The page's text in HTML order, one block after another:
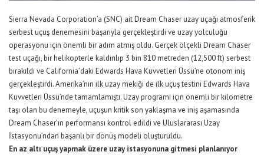
Sierra Nevada Corporation’a (SNC) ait Dream Chaser uzay uçağı atmosferik
serbest uçuş denemesini başarıyla gerçekleştirdi ve uzay yolculuğu
operasyonu için önemli bir adım atmış oldu. Gerçek ölçekli Dream Chaser
test uçağı, bir helikopterle kaldırılıp 3 bin 810 metreden (12,500 ft) serbest
bırakıldı ve California’daki Edwards Hava Kuvvetleri Üssü’ne otonom iniş
gerçekleştirdi. Amerika’nın ilk uzay mekiği de ilk uçuş testini Edwards Hava
Kuvvetleri Üssü’nde tamamlamıştı. Uzay programı için önemli bir kilometre
taşı olan bu denemeyle, uçuşun kritik son yaklaşma ve iniş aşamasında
Dream Chaser’ın performansı kontrol edildi ve Uluslararası Uzay
İstasyonu’ndan başarılı bir dönüş modeli oluşturuldu.
En az altı uçuş yapmak üzere uzay istasyonuna gitmesi planlanıyor